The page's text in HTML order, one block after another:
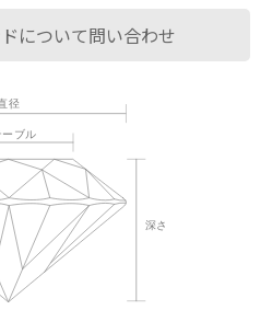
について問い合わせ